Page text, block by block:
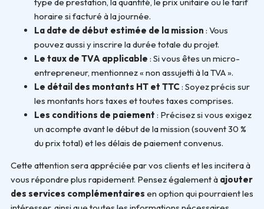
horaire si facturé à la journée.
La date de début estimée de la mission : Vous
pouvez aussi y inscrire la durée totale du projet.
Le taux de TVA applicable : Si vous êtes un micro-
entrepreneur, mentionnez « non assujetti à la TVA ».
Le détail des montants HT et TTC: Soyez précis sur
les montants hors taxes et toutes taxes comprises.
Les conditions de paiement : Précisez si vous exigez
un acompte avant le début de la mission (souvent 30 %
du prix total) et les délais de paiement convenus.
Cette attention sera appréciée par vos clients et les incitera à
vous répondre plus rapidement. Pensez également à ajouter
des services complémentaires en option qui pourraient les